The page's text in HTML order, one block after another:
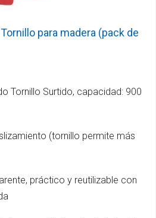
para madera (pack de
Tornillo Surtido, capacidad: 900
(tornillo permite más
práctico y reutilizable con